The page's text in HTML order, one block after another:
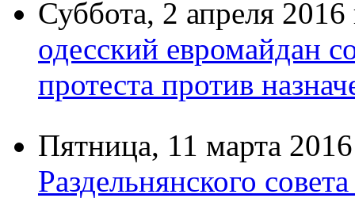
Суббота, 2 апреля 2016
одесский евромайдан
протеста против